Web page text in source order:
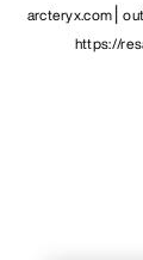
arcteryx.com
https://